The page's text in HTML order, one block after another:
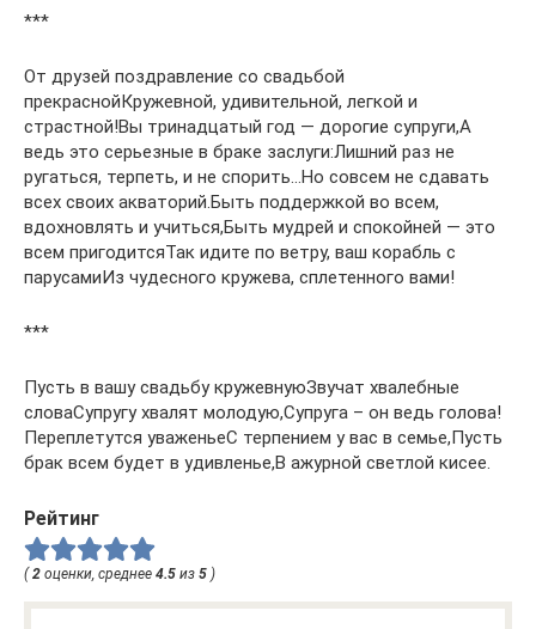
***
От друзей поздравление со свадьбой
прекраснойКружевной, удивительной, легкой и
страстной!Вы тринадцатый год — дорогие супруги,А
ведь это серьезные в браке заслуги:Лишний раз не
ругаться, терпеть, и не спорить…Но совсем не сдавать
всех своих акваторий.Быть поддержкой во всем,
вдохновлять и учиться,Быть мудрей и спокойней — это
всем пригодитсяТак идите по ветру, ваш корабль с
парусамиИз чудесного кружева, сплетенного вами!
***
Пусть в вашу свадьбу кружевнуюЗвучат хвалебные
словаСупругу хвалят молодую,Супруга – он ведь голова!
Переплетутся уваженьеС терпением у вас в семье,Пусть
брак всем будет в удивленье,В ажурной светлой кисее.
Рейтинг
( 2 оценки, среднее 4.5 из 5 )